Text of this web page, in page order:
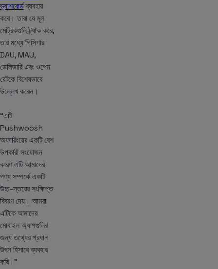
ড্যাশবোর্ডব্যবহার
করে। তারা যে মূল
মেট্রিকগুলি ট্র্যাক করে,
তার মধ্যে গিসিগার
DAU, MAU,
ডেলিভারি এবং ওপেন
রেটকে বিশেষভাবে
উল্লেখ করেন।
“এটি
Pushwoosh
অফারিংয়ের একটি বেশ
উপকারী সংযোজন
কারণ এটি আমাদের
পণ্য সম্পর্কে একটি
উচ্চ-স্তরের সংক্ষিপ্ত
বিবরণ দেয়। আমরা
এটিকে আমাদের
মোবাইল অ্যাপগুলির
জন্য তথ্যের প্রধান
উৎস হিসাবে ব্যবহার
করি।”